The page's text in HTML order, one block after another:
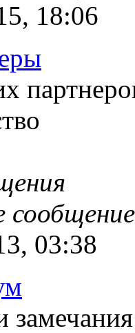
18:06
сообщение
03:38